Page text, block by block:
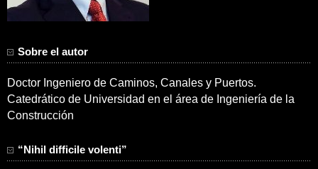
Sobre el autor
Doctor Ingeniero de Caminos, Canales y Puertos.
Catedrático de Universidad en el área de Ingeniería de la
Construcción
“Nihil difficile volenti”